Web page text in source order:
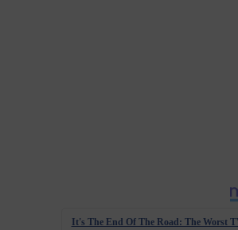
It's The End Of The Road: The Worst